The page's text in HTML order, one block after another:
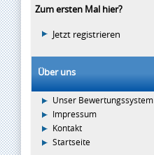
Zum ersten Mal hier?
Jetzt registrieren
Über uns
Unser Bewertungssystem
Impressum
Kontakt
Startseite